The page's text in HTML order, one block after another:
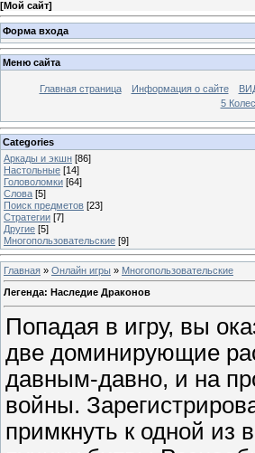
[Мой сайт]
Форма входа
Меню сайта
Главная страница Информация о сайте
5
Categories
Аркады и экшн [86]
Настольные [14]
Головоломки [64]
Слова [5]
Поиск предметов [23]
Стратегии [7]
Другие [5]
Многопользовательские [9]
Главная » Онлайн игры » Многопользовательские
Легенда: Наследие Драконов
Попадая в игру, вы
две доминирующие
давным-давно, и на
войны.
примкнуть к одной из